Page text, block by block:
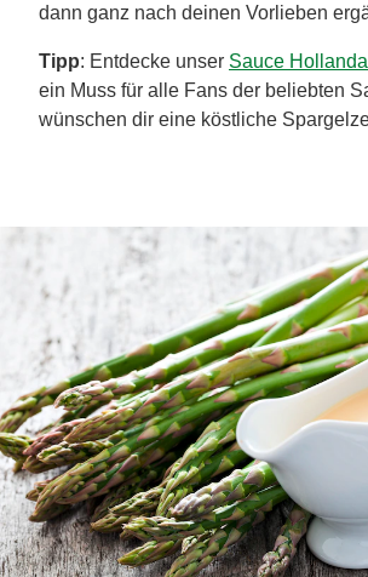
dann ganz nach deinen Vorlieben
Tipp: Entdecke unser Sauce
ein Muss für alle Fans der beliebten
wünschen dir eine köstliche